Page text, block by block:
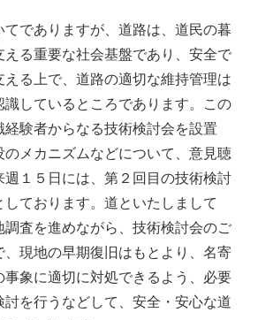
でありますが、道路は、道民の暮
える重要な社会基盤であり、安全で
える上で、道路の適切な維持管理は
識しているところであります。この
経験者からなる技術検討会を設置
のメカニズムなどについて、意見聴
１５日には、第２回目の技術検討
ております。道といたしまして
調査を進めながら、技術検討会のご
現地の早期復旧はもとより、名寄
象に適切に対処できるよう、必要
討を行うなどして、安全・安心な道